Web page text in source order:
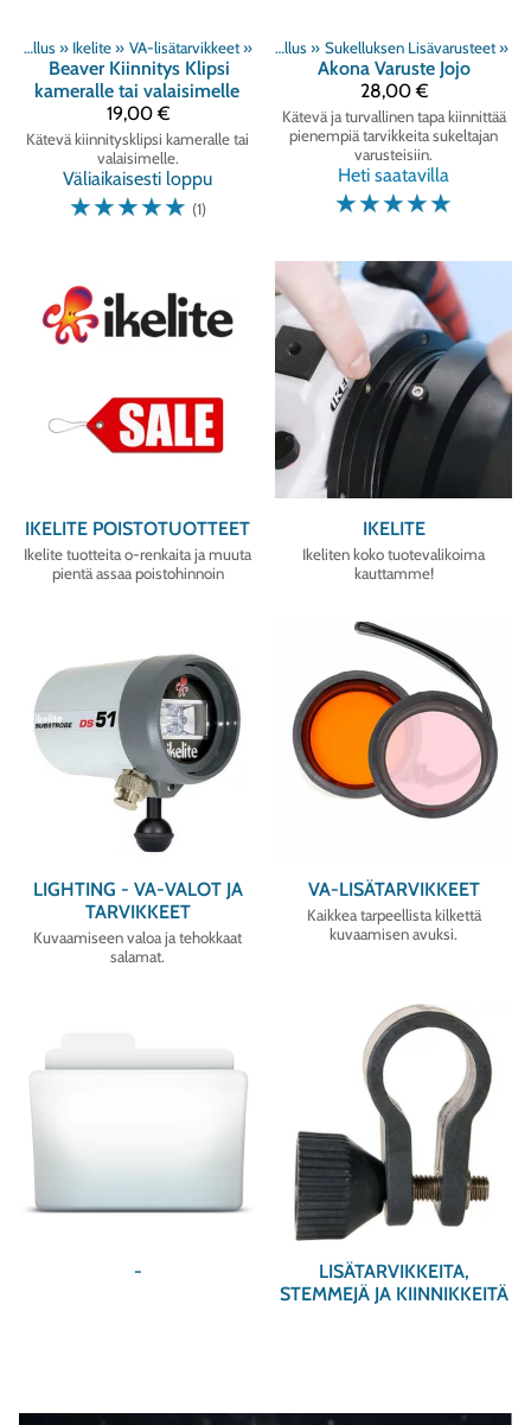
Sukellus ‪» Ikelite ‪» VA-lisätarvikkeet ‪»
Beaver Kiinnitys Klipsi
kameralle tai valaisimelle
19,00 €
Kätevä kiinnitysklipsi kameralle tai
valaisimelle.
Väliaikaisesti loppu
☆☆☆☆☆ (1)
Tuoteryhmät‪» Sukellus ‪» Sukelluksen Lisävarusteet ‪»
Akona Varuste Jojo
28,00 €
Kätevä ja turvallinen tapa kiinnittää
pienempiä tarvikkeita sukeltajan
varusteisiin.
Heti saatavilla
☆☆☆☆☆
IKELITE POISTOTUOTTEET
Ikelite tuotteita o-renkaita ja muuta
pientä assaa poistohinnoin
IKELITE
Ikeliten koko tuotevalikoima
kauttamme!
LIGHTING - VA-VALOT JA
TARVIKKEET
Kuvaamiseen valoa ja tehokkaat
salamat.
VA-LISÄTARVIKKEET
Kaikkea tarpeellista kilkettä
kuvaamisen avuksi.
-
LISÄTARVIKKEITA,
STEMMEJÄ JA KIINNIKKEITÄ